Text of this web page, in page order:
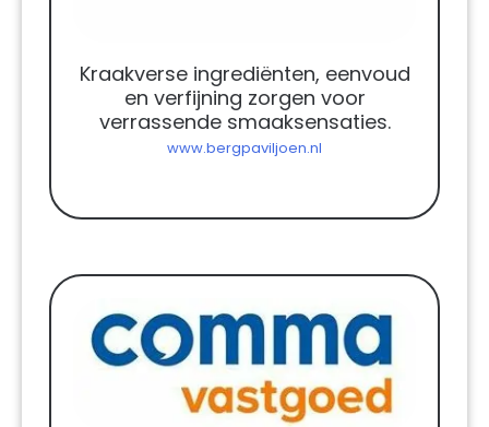
Kraakverse ingrediënten, eenvoud
en verfijning zorgen voor
verrassende smaaksensaties.
www.bergpaviljoen.nl